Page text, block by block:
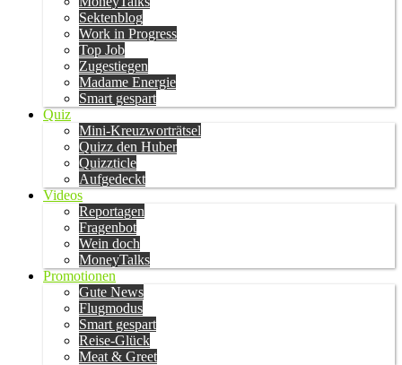
Sektenblog
Work in Progress
Top Job
Zugestiegen
Madame Energie
Smart gespart
Quiz
Mini-Kreuzworträtsel
Quizz den Huber
Quizzticle
Aufgedeckt
Videos
Reportagen
Fragenbot
Wein doch
MoneyTalks
Promotionen
Gute News
Flugmodus
Smart gespart
Reise-Glück
Meat & Greet